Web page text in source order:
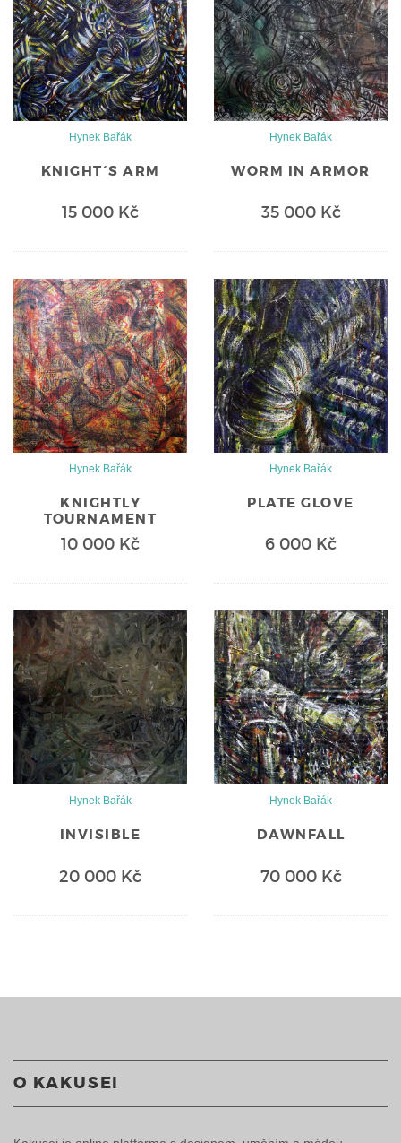
Hynek Bařák
KNIGHT´S ARM
15 000 Kč
Hynek Bařák
WORM IN ARMOR
35 000 Kč
Hynek Bařák
KNIGHTLY
TOURNAMENT
10 000 Kč
Hynek Bařák
PLATE GLOVE
6 000 Kč
Hynek Bařák
INVISIBLE
20 000 Kč
Hynek Bařák
DAWNFALL
70 000 Kč
O KAKUSEI